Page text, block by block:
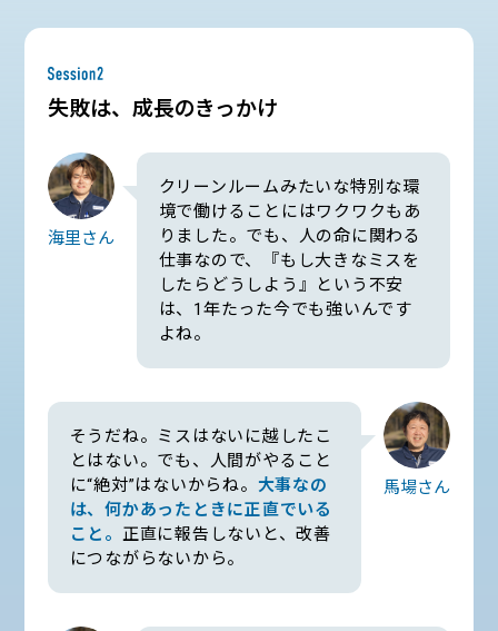
失敗は、成長のきっかけ
海里さん
クリーンルームみたいな特別な環
境で働けることにはワクワクもあ
りました。でも、人の命に関わる
仕事なので、『もし大きなミスを
したらどうしよう』という不安
は、1年たった今でも強いんです
よね。
そうだね。ミスはないに越したこ
とはない。でも、人間がやること
に“絶対”はないからね。 大事なの
は、何かあったときに正直でいる
こと。 正直に報告しないと、改善
につながらないから。
馬場さん